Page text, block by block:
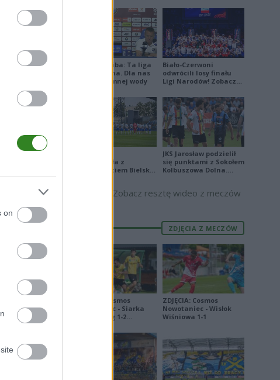
on
-
grafikę.
Damian Skiba: Ta liga
jest brutalna. Dla nas
to kubeł zimnej wody
Biało-Czerwoni
odwrócili losy finału
Ligi Narodów! Zobacz
zremisowała z
Podbeskidziem Bielsko-
JKS Jarosław podzielił
się punktami z Sokołem
Kolbuszowa Dolna.
Zobacz resztę wideo z meczów
ZDJĘCIA Z MECZÓW
ZDJĘCIA: Cosmos
Nowotaniec - Siarka
Tarnobrzeg 1-2
ZDJĘCIA: Cosmos
Nowotaniec - Wisłok
Wiśniowa 1-1